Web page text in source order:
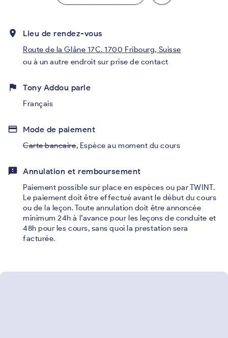
place Lieu de rendez-vous
Route de la Glâne 17C. 1700 Fribourg, Suisse
ou à un autre endroit sur prise de contact
flag Tony Addou parle
Français
credit_card Mode de paiement
Carte bancaire, Espèce au moment du cours
feedback Annulation et remboursement
Paiement possible sur place en espèces ou par TWINT.
Le paiement doit être effectué avant le début du cours
ou de la leçon. Toute annulation doit être annoncée
minimum 24h à l’avance pour les leçons de conduite et
48h pour les cours, sans quoi la prestation sera
facturée.